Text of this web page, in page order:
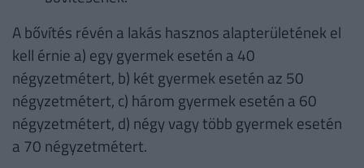
A bővítés révén a lakás hasznos alapterületének el
kell érnie a) egy gyermek esetén a 40
négyzetmétert, b) két gyermek esetén az 50
négyzetmétert, c) három gyermek esetén a 60
négyzetmétert, d) négy vagy több gyermek esetén
a 70 négyzetmétert.